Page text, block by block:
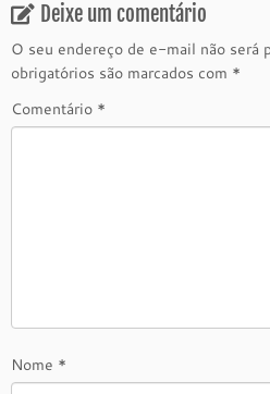
Deixe um comentário
O seu endereço de e-mail não será
obrigatórios são marcados com *
Comentário *
Nome *